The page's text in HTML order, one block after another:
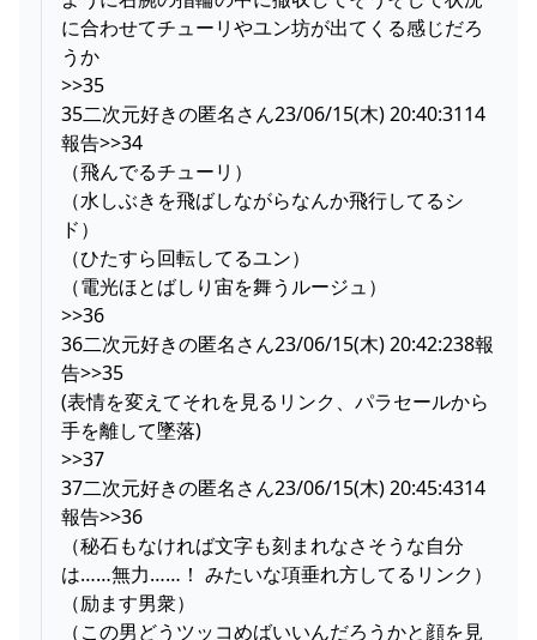
に合わせてチューリやユン坊が出てくる感じだろ
うか
>>35
35二次元好きの匿名さん23/06/15(木) 20:40:3114
報告>>34
（飛んでるチューリ）
（水しぶきを飛ばしながらなんか飛行してるシ
ド）
（ひたすら回転してるユン）
（電光ほとばしり宙を舞うルージュ）
>>36
36二次元好きの匿名さん23/06/15(木) 20:42:238報
告>>35
(表情を変えてそれを見るリンク、パラセールから
手を離して墜落)
>>37
37二次元好きの匿名さん23/06/15(木) 20:45:4314
報告>>36
（秘石もなければ文字も刻まれなさそうな自分
は……無力……！ みたいな項垂れ方してるリンク）
（励ます男衆）
（この男どうツッコめばいいんだろうかと顔を見